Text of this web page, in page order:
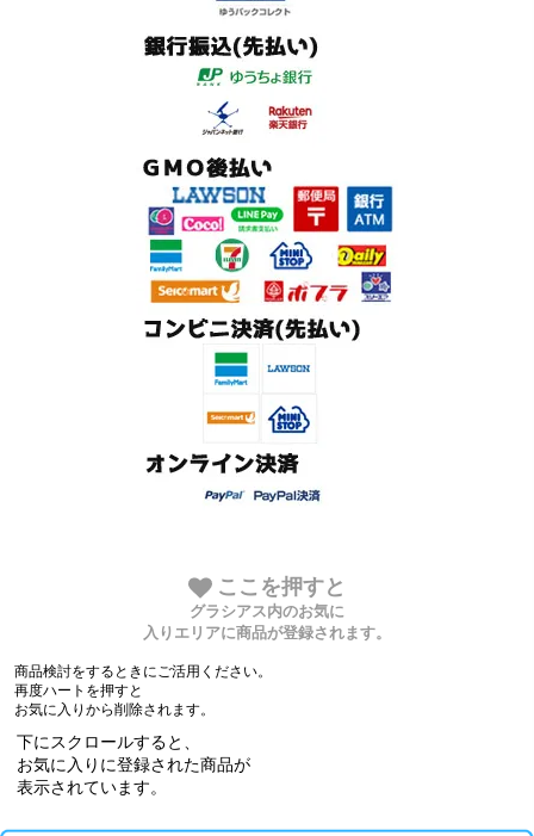
ここを押すと
グラシアス内のお気に
入りエリアに商品が登録されます。
商品検討をするときにご活用ください。
再度ハートを押すと
お気に入りから削除されます。
下にスクロールすると、
お気に入りに登録された商品が
表示されています。